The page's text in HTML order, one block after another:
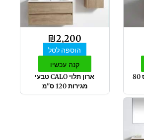
ארון תלוי JOYCE ג'ויס 80
₪2,200
הוספה לסל
קנה עכשיו
ארון תלוי CALO טבעי
מגירות 120 ס"מ